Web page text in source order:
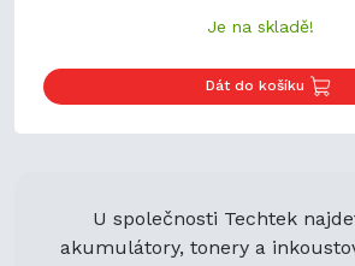
Je na skladě!
Dát do košíku
U společnosti Techtek
akumulátory, tonery a